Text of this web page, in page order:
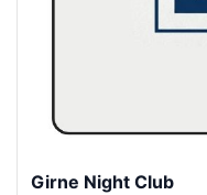
Girne Night Club